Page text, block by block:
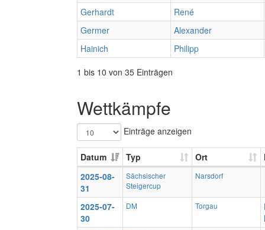
Gerhardt
René
Germer
Alexander
Hainich
Philipp
1 bis 10 von 35 Einträgen
Wettkämpfe
Einträge anzeigen
Datum Typ Ort
2025-08-
31
Sächsischer
Steigercup
Narsdorf
2025-07-
30
DM Torgau